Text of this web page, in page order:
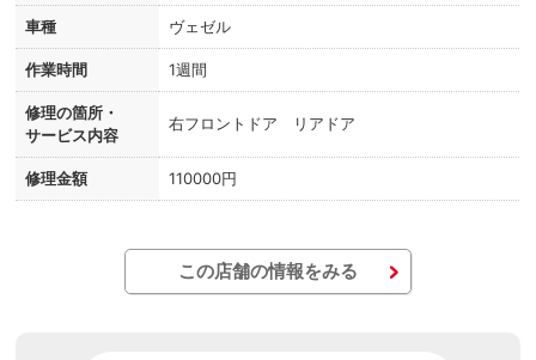
車種 ヴェゼル
作業時間 1週間
修理の箇所・
サービス内容
右フロントドア リアドア
修理金額 110000円
この店舗の情報をみる